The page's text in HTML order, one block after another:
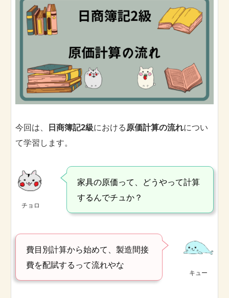
今回は、 日商簿記2級における原価計算の流れについ
て学習します。
チョロ
家具の原価って、どうやって計算
するんでチュか？
キュー
費目別計算から始めて、製造間接
費を配賦するって流れやな